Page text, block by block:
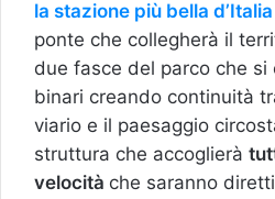
la stazione più bella d’Italia
ponte che collegherà il
due fasce del parco che
binari creando continuità
viario e il paesaggio
struttura che accoglierà
velocità che saranno